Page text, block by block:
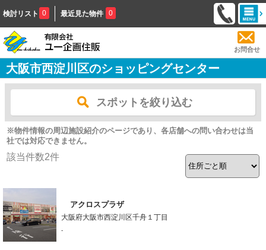
検討リスト 0 最近見た物件 0
お問合せ
大阪市西淀川区のショッピングセンター
スポットを絞り込む
※物件情報の周辺施設紹介のページであり、各店舗への問い合わせは当
社では対応できません。
該当件数2件
アクロスプラザ
大阪府大阪市西淀川区千舟１丁目
-